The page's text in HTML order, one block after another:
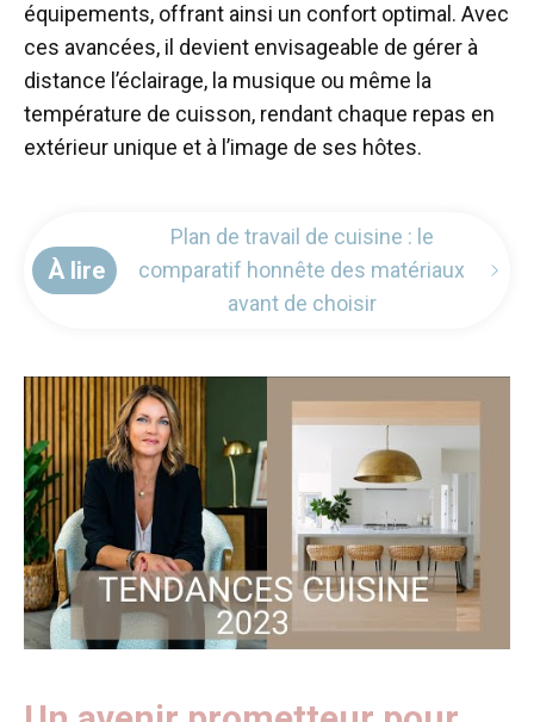
équipements, offrant ainsi un confort optimal. Avec
ces avancées, il devient envisageable de gérer à
distance l’éclairage, la musique ou même la
température de cuisson, rendant chaque repas en
extérieur unique et à l’image de ses hôtes.
À lire
Plan de travail de cuisine : le
comparatif honnête des matériaux
avant de choisir